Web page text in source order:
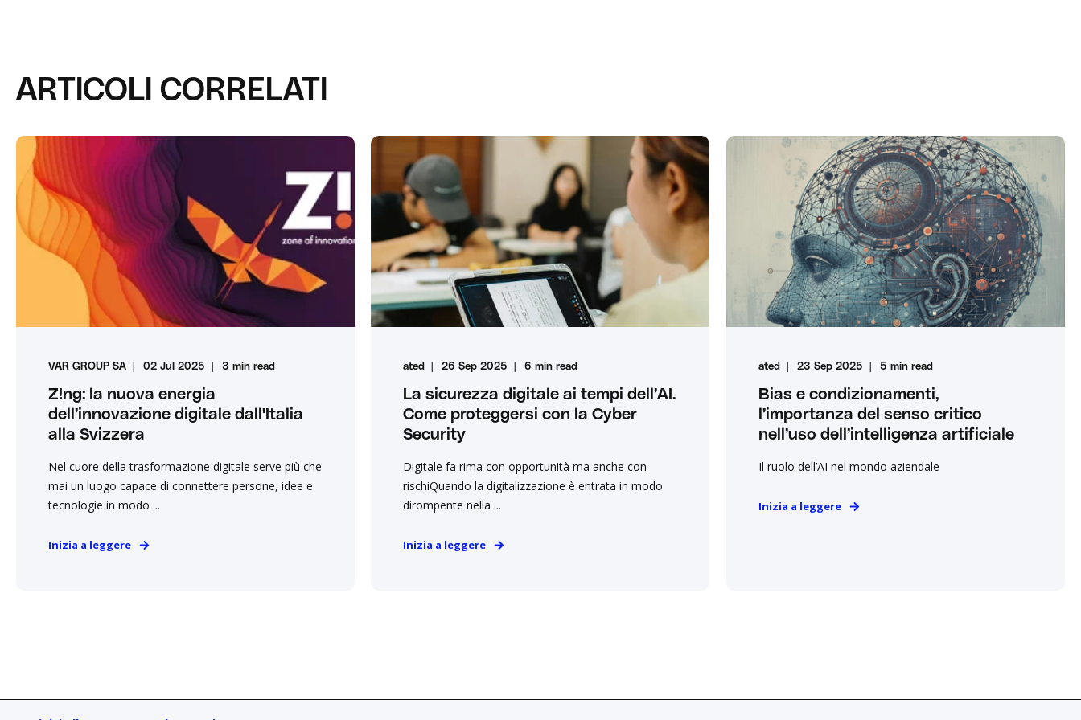
ARTICOLI CORRELATI
VAR GROUP SA 02 Jul 2025 3 min read
Z!ng: la nuova energia
dell’innovazione digitale dall'Italia
alla Svizzera
Nel cuore della trasformazione digitale serve più che
mai un luogo capace di connettere persone, idee e
tecnologie in modo ...
Inizia a leggere
ated 26 Sep 2025 6 min read
La sicurezza digitale ai tempi dell’AI.
Come proteggersi con la Cyber
Security
Digitale fa rima con opportunità ma anche con
rischiQuando la digitalizzazione è entrata in modo
dirompente nella ...
Inizia a leggere
ated 23 Sep 2025 5 min read
Bias e condizionamenti,
l’importanza del senso critico
nell’uso dell’intelligenza artificiale
Il ruolo dell’AI nel mondo aziendale
Inizia a leggere